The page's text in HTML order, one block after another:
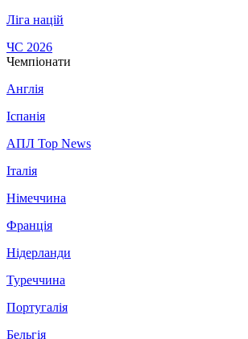
Ліга націй
ЧС 2026
Чемпіонати
Англія
Іспанія
АПЛ Top News
Італія
Німеччина
Франція
Нідерланди
Туреччина
Португалія
Бельгія